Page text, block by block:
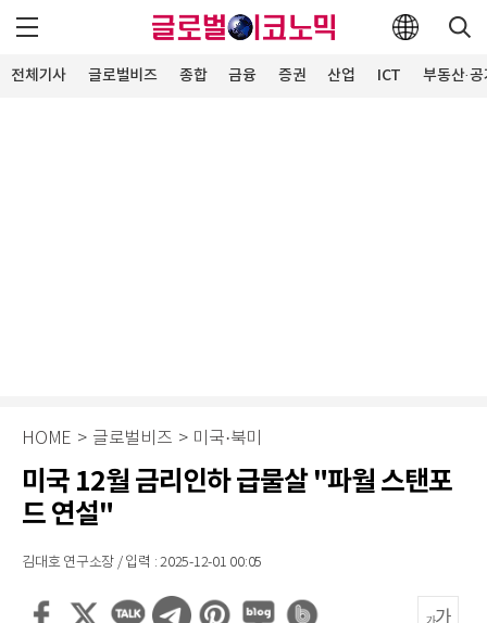
전체기사 글로벌비즈 종합 금융 증권 산업 ICT 부동산·
HOME > 글로벌비즈 > 미국·북미
미국 12월 금리인하 급물살 "파월 스탠포
드 연설"
김대호 연구소장 / 입력 : 2025-12-01 00:05